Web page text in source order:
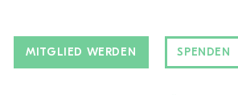
MITGLIED WERDEN SPENDEN